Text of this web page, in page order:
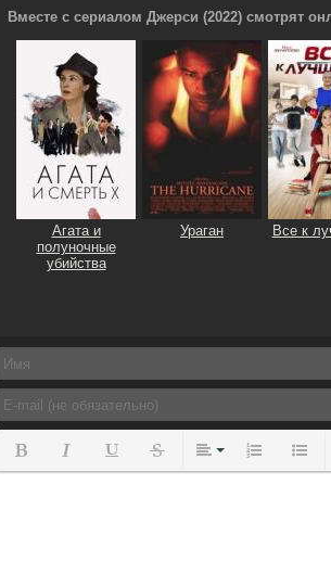
Вместе с сериалом Джерси (2022) смотрят
Агата и
полуночные
убийства
Ураган Все к
Полужирный
КурсивПодчеркнутый
ЗачеркнутыйВыравнивание